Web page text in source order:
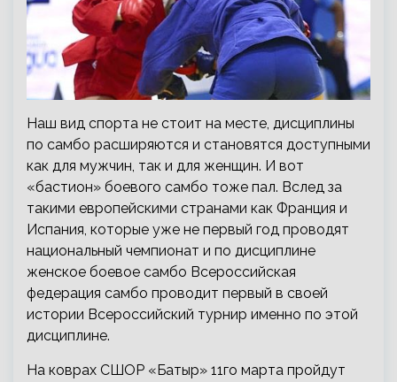
Наш вид спорта не стоит на месте, дисциплины
по самбо расширяются и становятся доступными
как для мужчин, так и для женщин. И вот
«бастион» боевого самбо тоже пал. Вслед за
такими европейскими странами как Франция и
Испания, которые уже не первый год проводят
национальный чемпионат и по дисциплине
женское боевое самбо Всероссийская
федерация самбо проводит первый в своей
истории Всероссийский турнир именно по этой
дисциплине.
На коврах СШОР «Батыр» 11го марта пройдут